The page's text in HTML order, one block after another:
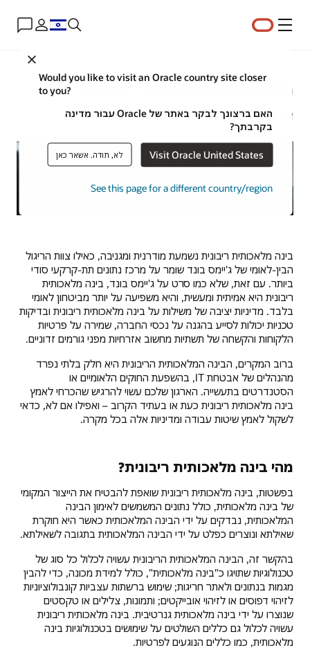
תפריט
Would you like to visit an Oracle country site closer
to you?
האם ברצונך לבקר באתר של Oracle עבור מדינה
בקרבתך?
Visit Oracle United States לא, תודה. אשאר כאן
See this page for a different country/region
מהי בינה מלאכותית ריבונית?
אלן זייצ'יק | כותב בכיר | 14 באפריל 2025
בינה מלאכותית ריבונית נשמעת מודרנית ומגניבה, כאילו צוות הריגול
הבין-לאומי של ג'יימס בונד שומר על מרכז נתונים תת-קרקעי סודי
ביותר. עם זאת, שלא כמו סרט על ג'יימס בונד, בינה מלאכותית
ריבונית היא אמיתית ומעשית, והיא משפיעה על יותר מביטחון לאומי
בלבד. מדיניות יציבה של משילות על בינה מלאכותית ריבונית ובדיקות
טכניות יכולות לסייע בהגנה על נכסי החברה, שמירה על פרטיות
הלקוחות והקשחה של תשתיות מחשוב אזרחיות מפני גורמים זדוניים.
ברוב המקרים, הבינה המלאכותית הריבונית היא חלק בלתי נפרד
מהנהלים של אבטחת IT, בהשפעת החוקים הלאומיים או
הסטנדרטים בתעשייה. הארגון שלכם עשוי להרגיש שהכרחי לאמץ
בינה מלאכותית ריבונית כעת או בעתיד הקרוב – ואפילו אם לא, כדאי
לשקול לאמץ שיטות עבודה ומדיניות אלה בכל מקרה.
מהי בינה מלאכותית ריבונית?
בפשטות, בינה מלאכותית ריבונית שואפת להבטיח את הייצור המקומי
של בינה מלאכותית, כולל נתונים המשמשים לאימון הבינה
המלאכותית, נבדקים על ידי הבינה המלאכותית כאשר היא חוקרת
שאילתא ונוצרים כפלט על ידי הבינה המלאכותית בתגובה לשאילתא.
בהקשר זה, הבינה המלאכותית הריבונית עשויה לכלול כל סוג של
טכנולוגיות שתויגו כ"בינה מלאכותית", כולל למידת מכונה, כדי להבין
מגמות בנתונים ולאתר חריגות; שימוש ברשתות עצביות קונבולוציוניות
לזיהוי דפוסים או לזיהוי אובייקטים; ותמונות, צלילים או טקסטים
שנוצרו על ידי בינה מלאכותית גנרטיבית. בינה מלאכותית ריבונית
עשויה לכלול גם כללים השולטים על שימושים בטכנולוגיות בינה
מלאכותית, כמו כללים הנוגעים לפרטיות.